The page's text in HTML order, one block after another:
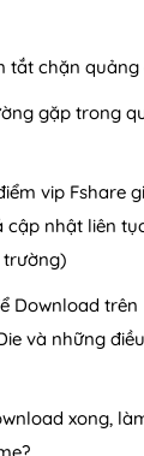
tắt chặn quảng
gặp trong
vip Fshare
cập nhật liên
trường)
Download trên
và những
xong,